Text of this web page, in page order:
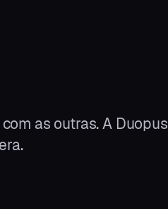
as outras. A Duopus